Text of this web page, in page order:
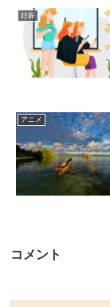
妊娠
アニメ
コメント